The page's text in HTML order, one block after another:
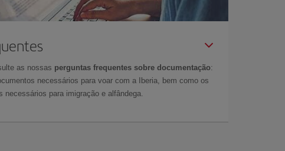
as nossas perguntas frequentes sobre documentação:
necessários para voar com a Iberia, bem como os
necessários para imigração e alfândega.